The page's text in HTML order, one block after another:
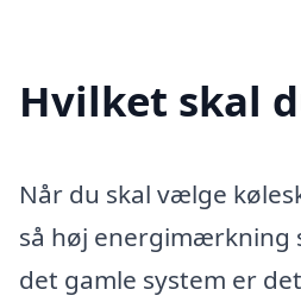
Hvilket skal
Når du skal vælge
så høj energimærkning
det gamle system er